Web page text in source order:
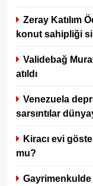
Zeray Katılım
konut sahipliği
Validebağ
atıldı
Venezuela
sarsıntılar
Kiracı evi
mu?
Gayrimenkulde